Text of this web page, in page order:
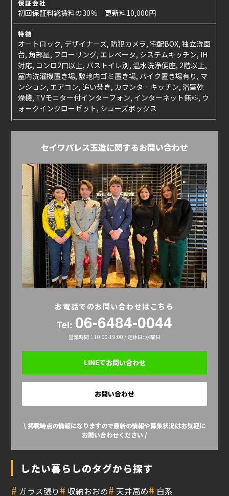
保証会社
初回保証料総賃料の30％ 更新料10,000円
特徴
オートロック, デザイナーズ, 防犯カメラ, 宅配BOX, 独立洗面
台, 角部屋, フローリング, エレベータ, システムキッチン, IH
対応, コンロ2口以上, バストイレ別, 温水洗浄便座, 2階以上,
室内洗濯機置き場, 敷地内ゴミ置き場, バイク置き場有り, マ
ンション, エアコン, 追い焚き, カウンターキッチン, 浴室乾
燥機, TVモニター付インターフォン, インターネット無料, ウ
ォークインクローゼット, シューズボックス
セイワパレス玉造に関するお問い合わせ
お電話でのお問い合わせはこちら
Tel: 06-6484-0044
営業時間：10:00-19:00 / 定休日: 水曜日
LINEでお問い合わせ
お問い合わせ
\ 掲載時点の情報になりますので最新の情報や募集状況はお気軽に
お問い合わせください /
したい暮らしのタグから探す
# ガラス張り# 収納おおめ# 天井高め# 白系